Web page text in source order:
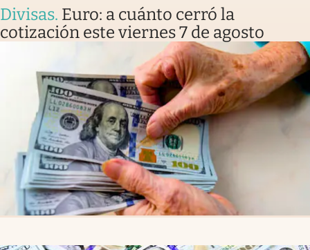
Divisas. Euro: a cuánto cerró la
cotización este viernes 7 de agosto